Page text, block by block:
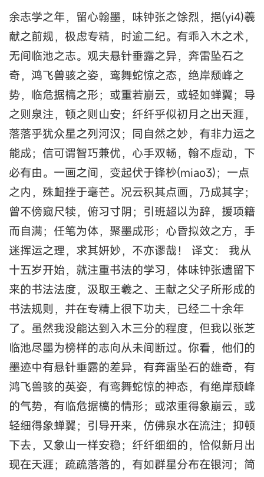
余志学之年，留心翰墨，味钟张之馀烈，挹(yi4)羲
献之前规，极虑专精，时逾二纪。有乖入木之术，
无间临池之志。观夫悬针垂露之异，奔雷坠石之
奇，鸿飞兽骇之姿，鸾舞蛇惊之态，绝岸颓峰之
势，临危据槁之形；或重若崩云，或轻如蝉翼；导
之则泉注，顿之则山安；纤纤乎似初月之出天涯，
落落乎犹众星之列河汉；同自然之妙，有非力运之
能成；信可谓智巧兼优，心手双畅，翰不虚动，下
必有由。一画之间，变起伏于锋杪(miao3)；一点
之内，殊衄挫于毫芒。况云积其点画，乃成其字；
曾不傍窥尺犊，俯习寸阴；引班超以为辞，援项籍
而自满；任笔为体，聚墨成形；心昏拟效之方，手
迷挥运之理，求其妍妙，不亦谬哉！ 译文： 我从
十五岁开始，就注重书法的学习，体味钟张遗留下
来的书法法度，汲取王羲之、王献之父子所形成的
书法规则，并在专精上很下功夫，已经二十余年
了。虽然我没能达到入木三分的程度，但我以张芝
临池尽墨为榜样的志向从未间断过。你看，他们的
墨迹中有悬针垂露的差异，有奔雷坠石的雄奇，有
鸿飞兽骇的英姿，有鸾舞蛇惊的神态，有绝岸颓峰
的气势，有临危据槁的情形；或浓重得象崩云，或
轻细得象蝉翼；引导开来，仿佛泉水在流注；抑顿
下去，又象山一样安稳；纤纤细细的，恰似新月出
现在天涯；疏疏落落的，有如群星分布在银河；简